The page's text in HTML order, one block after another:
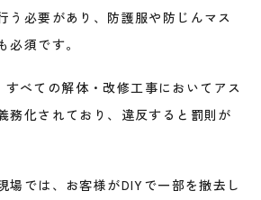
う必要があり、防護服や防じんマス
必須です。
すべての解体・改修工事においてアス
務化されており、違反すると罰則が
場では、お客様がDIYで一部を撤去し